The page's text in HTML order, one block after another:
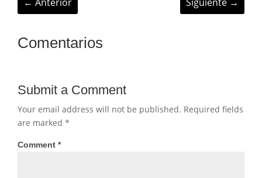
Comentarios
Submit a Comment
Your email address will not be published. Required fields
are marked *
Comment *